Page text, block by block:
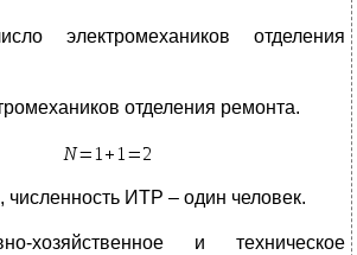
электромехаников отделения
отделения ремонта.
численность ИТР – один человек.
хозяйственное и техническое